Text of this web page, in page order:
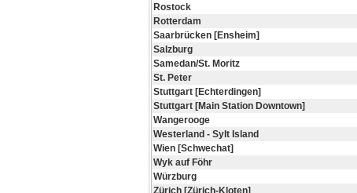
Rostock
Rotterdam
Saarbrücken [Ensheim]
Salzburg
Samedan/St. Moritz
St. Peter
Stuttgart [Echterdingen]
Stuttgart [Main Station Downtown]
Wangerooge
Westerland - Sylt Island
Wien [Schwechat]
Wyk auf Föhr
Würzburg
Zürich [Zürich-Kloten]